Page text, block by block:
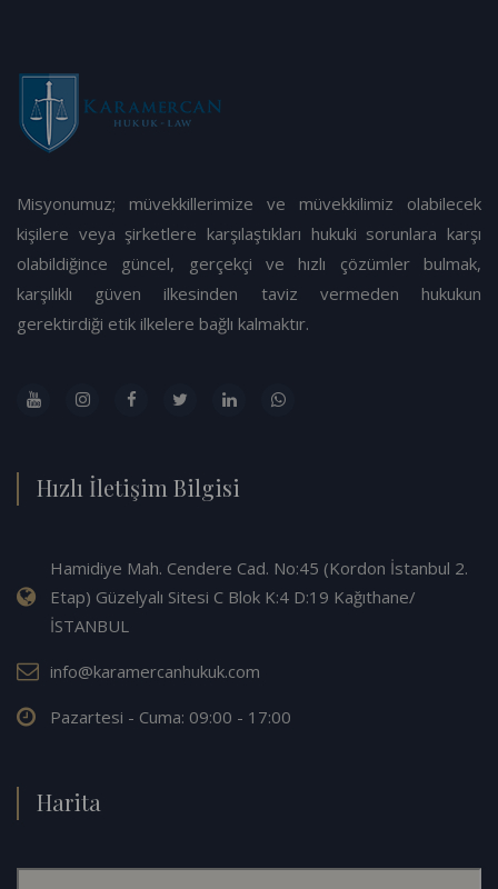
Misyonumuz; müvekkillerimize ve müvekkilimiz olabilecek
kişilere veya şirketlere karşılaştıkları hukuki sorunlara karşı
olabildiğince güncel, gerçekçi ve hızlı çözümler bulmak,
karşılıklı güven ilkesinden taviz vermeden hukukun
gerektirdiği etik ilkelere bağlı kalmaktır.
Hızlı İletişim Bilgisi
Hamidiye Mah. Cendere Cad. No:45 (Kordon İstanbul 2.
Etap) Güzelyalı Sitesi C Blok K:4 D:19 Kağıthane/
İSTANBUL
info@karamercanhukuk.com
Pazartesi - Cuma: 09:00 - 17:00
Harita